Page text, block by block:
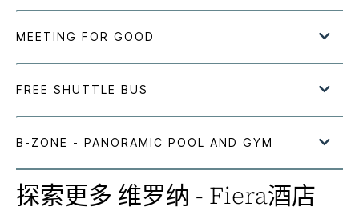
探索更多 维罗纳 - Fiera酒店